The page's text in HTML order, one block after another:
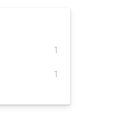
1
1
von 5,84 €